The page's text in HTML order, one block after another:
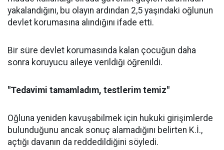
yakalandığını, bu olayın ardından 2,5 yaşındaki oğlunun
devlet korumasına alındığını ifade etti.
Bir süre devlet korumasında kalan çocuğun daha
sonra koruyucu aileye verildiği öğrenildi.
"Tedavimi tamamladım, testlerim temiz"
Oğluna yeniden kavuşabilmek için hukuki girişimlerde
bulunduğunu ancak sonuç alamadığını belirten K.İ.,
açtığı davanın da reddedildiğini söyledi.